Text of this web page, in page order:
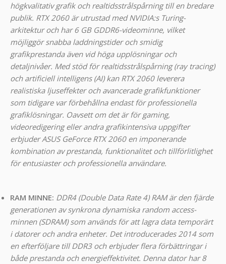
högkvalitativ grafik och realtidsstrålspårning till en bredare
publik. RTX 2060 är utrustad med NVIDIA:s Turing-
arkitektur och har 6 GB GDDR6-videominne, vilket
möjliggör snabba laddningstider och smidig
grafikprestanda även vid höga upplösningar och
detaljnivåer. Med stöd för realtidsstrålspårning (ray tracing)
och artificiell intelligens (AI) kan RTX 2060 leverera
realistiska ljuseffekter och avancerade grafikfunktioner
som tidigare var förbehållna endast för professionella
grafiklösningar. Oavsett om det är för gaming,
videoredigering eller andra grafikintensiva uppgifter
erbjuder ASUS GeForce RTX 2060 en imponerande
kombination av prestanda, funktionalitet och tillförlitlighet
för entusiaster och professionella användare.
RAM MINNE: DDR4 (Double Data Rate 4) RAM är den fjärde
generationen av synkrona dynamiska random access-
minnen (SDRAM) som används för att lagra data temporärt
i datorer och andra enheter. Det introducerades 2014 som
en efterföljare till DDR3 och erbjuder flera förbättringar i
både prestanda och energieffektivitet. Denna dator har 8